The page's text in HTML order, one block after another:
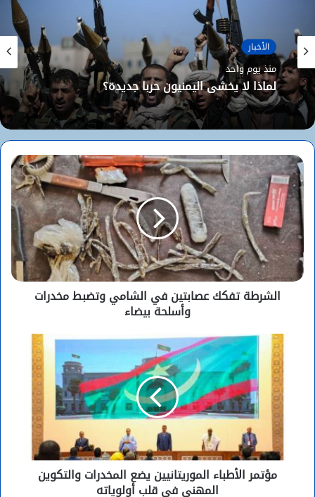
الأخبار
منذ يوم واحد
لماذا لا يخشى اليمنيون حربا جديدة؟
الشرطة تفكك عصابتين في الشامي وتضبط مخدرات
وأسلحة بيضاء
مؤتمر الأطباء الموريتانيين يضع المخدرات والتكوين
المهني في قلب أولوياته